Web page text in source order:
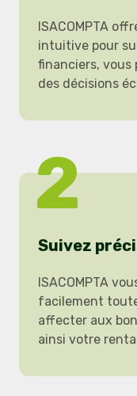
ISACOMPTA
intuitive pour
financiers,
des décisions
2
Suivez
ISACOMPTA
facilement
affecter aux
ainsi votre